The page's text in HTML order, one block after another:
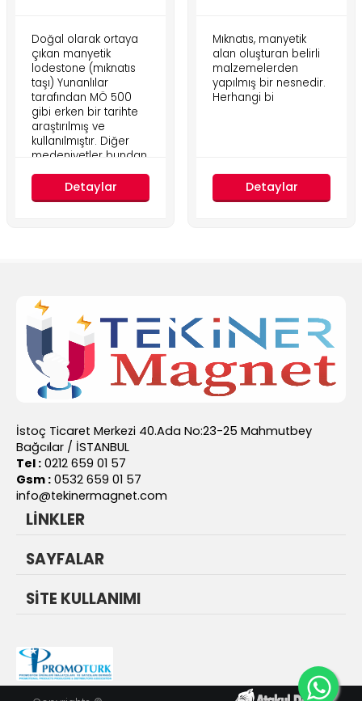
Doğal olarak ortaya
çıkan manyetik
lodestone (mıknatıs
taşı) Yunanlılar
tarafından MÖ 500
gibi erken bir tarihte
araştırılmış ve
kullanılmıştır. Diğer
medeniyetler bundan
Detaylar
Mıknatıs, manyetik
alan oluşturan belirli
malzemelerden
yapılmış bir nesnedir.
Herhangi bi
Detaylar
İstoç Ticaret Merkezi 40.Ada No:23-25 Mahmutbey
Bağcılar / İSTANBUL
Tel : 0212 659 01 57
Gsm : 0532 659 01 57
info@tekinermagnet.com
LİNKLER
SAYFALAR
SİTE KULLANIMI